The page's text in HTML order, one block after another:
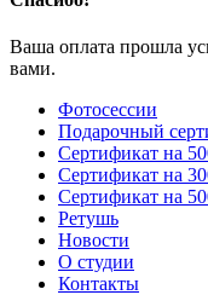
Ваша оплата прошла
вами.
Фотосессии
Подарочный
Сертификат на
Сертификат на
Сертификат на
Ретушь
Новости
О студии
Контакты